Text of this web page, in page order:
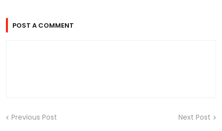
POST A COMMENT
Previous Post Next Post